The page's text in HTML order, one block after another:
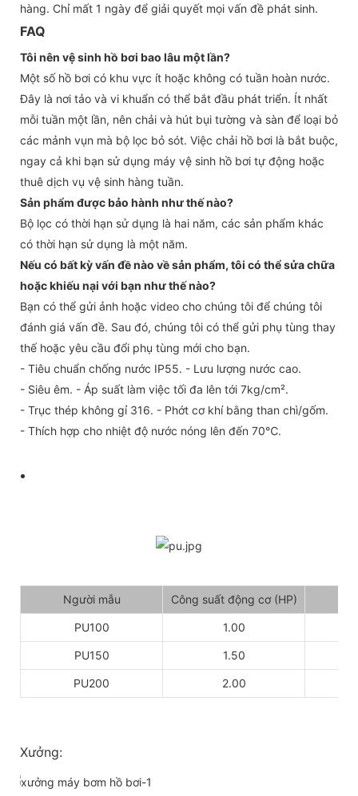
hàng. Chỉ mất 1 ngày để giải quyết mọi vấn đề phát sinh.
FAQ
Tôi nên vệ sinh hồ bơi bao lâu một lần?
Một số hồ bơi có khu vực ít hoặc không có tuần hoàn nước.
Đây là nơi tảo và vi khuẩn có thể bắt đầu phát triển. Ít nhất
mỗi tuần một lần, nên chải và hút bụi tường và sàn để loại bỏ
các mảnh vụn mà bộ lọc bỏ sót. Việc chải hồ bơi là bắt buộc,
ngay cả khi bạn sử dụng máy vệ sinh hồ bơi tự động hoặc
thuê dịch vụ vệ sinh hàng tuần.
Sản phẩm được bảo hành như thế nào?
Bộ lọc có thời hạn sử dụng là hai năm, các sản phẩm khác
có thời hạn sử dụng là một năm.
Nếu có bất kỳ vấn đề nào về sản phẩm, tôi có thể sửa chữa
hoặc khiếu nại với bạn như thế nào?
Bạn có thể gửi ảnh hoặc video cho chúng tôi để chúng tôi
đánh giá vấn đề. Sau đó, chúng tôi có thể gửi phụ tùng thay
thế hoặc yêu cầu đổi phụ tùng mới cho bạn.
- Tiêu chuẩn chống nước IP55. - Lưu lượng nước cao.
- Siêu êm. - Áp suất làm việc tối đa lên tới 7kg/cm².
- Trục thép không gỉ 316. - Phớt cơ khí bằng than chì/gốm.
- Thích hợp cho nhiệt độ nước nóng lên đến 70℃.
Người mẫu Công suất động cơ (HP)
PU100 1.00
PU150 1.50
PU200 2.00
Xưởng: